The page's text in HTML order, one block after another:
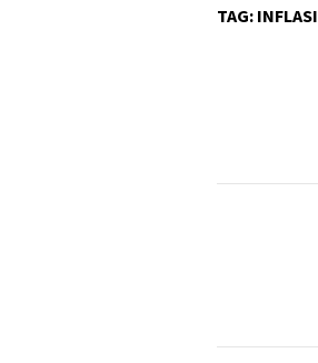
TAG: INFLASI